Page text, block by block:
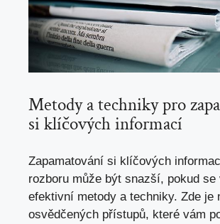
Metody ​a techniky pro
si klíčových informací
Zapamatování si klíčových
rozboru může​ být snazší, pokud
efektivní metody a techniky. Zde je
osvědčených přístupů, které vám